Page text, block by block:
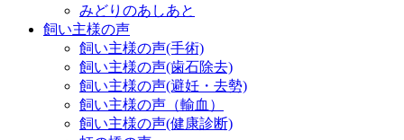
みどりのあしあと
飼い主様の声
飼い主様の声(手術)
飼い主様の声(歯石除去)
飼い主様の声(避妊・去勢)
飼い主様の声（輸血）
飼い主様の声(健康診断)